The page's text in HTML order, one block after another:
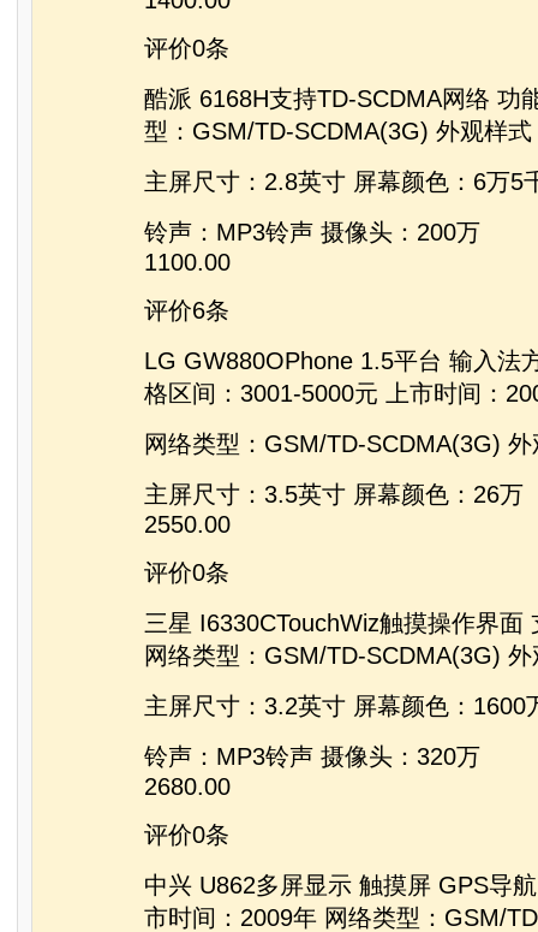
评价0条
酷派 6168H支持TD-SCDMA网络 功
型：GSM/TD-SCDMA(3G) 外观样式
主屏尺寸：2.8英寸 屏幕颜色：6万5
铃声：MP3铃声 摄像头：200万
1100.00
评价6条
LG GW880OPhone 1.5平台 输入法
格区间：3001-5000元 上市时间：
网络类型：GSM/TD-SCDMA(3G)
主屏尺寸：3.5英寸 屏幕颜色：26万
2550.00
评价0条
三星 I6330CTouchWiz触摸操作界面
网络类型：GSM/TD-SCDMA(3G)
主屏尺寸：3.2英寸 屏幕颜色：1600
铃声：MP3铃声 摄像头：320万
2680.00
评价0条
中兴 U862多屏显示 触摸屏 GPS导
市时间：2009年 网络类型：GSM/